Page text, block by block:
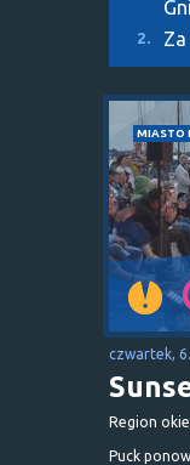
2.
MIASTO
czwartek,
Region
Puck